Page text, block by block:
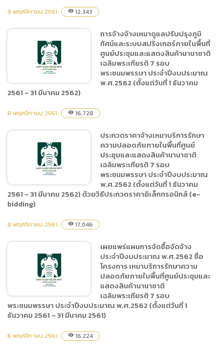
ประกาศผู้ชนะการเสนอราคา
พร้อมรายละเอียดประกอบงบ
การเงิน ของศูนย์ประชุมและ
แสดงสินค้านานาชาติ
เฉลิมพระเกียรติ 7 รอบ
พระชนมพรรษา โดยวิธีเฉพาะ
9 พฤศจิกายน 2561 visibility 12,343
การจ้างจ้างเหมาดูแลปรับปรุง
ภูมิทัศน์และระบบสปริงเกอร์
ภายในพื้นที่ศูนย์ประชุมและ
แสดงสินค้านานาชาติ
เฉลิมพระเกียรติ 7 รอบ
พระชนมพรรษา ประจำ
ปีงบประมาณ พ.ศ.2562
(ตั้งแต่วันที่ 1 ธันวาคม 2561 –
31 มีนาคม 2562)
การจ้างจ้างเหมาดูแลปรับปรุงภูมิ
ทัศน์และระบบสปริงเกอร์ภายในพื้นที่
ศูนย์ประชุมและแสดงสินค้านานาชาติ
เฉลิมพระเกียรติ 7 รอบ
พระชนมพรรษา ประจำปีงบประมาณ
พ.ศ.2562 (ตั้งแต่วันที่ 1 ธันวาคม
2561 – 31 มีนาคม 2562)
8 พฤศจิกายน 2561 visibility 16,728
ประกวดราคาจ้างเหมาบริการ
รักษาความปลอดภัยภายใน
พื้นที่ศูนย์ประชุมและแสดง
สินค้านานาชาติ
เฉลิมพระเกียรติ 7 รอบ
พระชนมพรรษา ประจำ
ปีงบประมาณ พ.ศ.2562
(ตั้งแต่วันที่ 1 ธันวาคม 2561 –
31 มีนาคม 2562) ด้วยวิธี
(e-bidding)
ประกวดราคาจ้างเหมาบริการรักษา
ความปลอดภัยภายในพื้นที่ศูนย์
ประชุมและแสดงสินค้านานาชาติ
เฉลิมพระเกียรติ 7 รอบ
พระชนมพรรษา ประจำปีงบประมาณ
พ.ศ.2562 (ตั้งแต่วันที่ 1 ธันวาคม
2561 – 31 มีนาคม 2562) ด้วยวิธีประกวดราคาอิเล็กทรอนิกส์ (e-
bidding)
8 พฤศจิกายน 2561 visibility 17,046
เผยแพร่แผนการจัดซื้อจัดจ้าง
เผยแพร่แผนการจัดซื้อจัดจ้าง
ประจำปีงบประมาณ พ.ศ.2562 ชื่อ
โครงการ เหมาบริการรักษาความ
ปลอดภัยภายในพื้นที่ศูนย์ประชุมและ
แสดงสินค้านานาชาติ
เฉลิมพระเกียรติ 7 รอบ
พระชนมพรรษา ประจำปีงบประมาณ พ.ศ.2562 (ตั้งแต่วันที่ 1
ธันวาคม 2561 – 31 มีนาคม 2561)
6 พฤศจิกายน 2561 visibility 16,224